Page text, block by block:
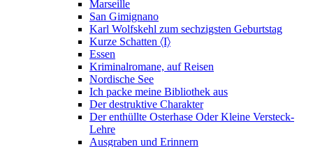
Marseille
San Gimignano
Karl Wolfskehl zum sechzigsten Geburtstag
Kurze Schatten 〈I〉
Essen
Kriminalromane, auf Reisen
Nordische See
Ich packe meine Bibliothek aus
Der destruktive Charakter
Der enthüllte Osterhase Oder Kleine Versteck-
Lehre
Ausgraben und Erinnern